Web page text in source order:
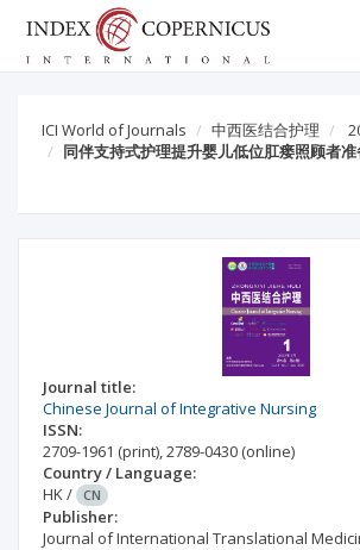
ICI World of Journals 中西医结合护理
同伴支持式护理提升婴儿低位肛瘘照顾者
Journal title:
Chinese Journal of Integrative Nursing
ISSN:
2709-1961 (print),2789-0430 (online)
Country / Language:
HK/ CN
Publisher:
Journal of International Translational